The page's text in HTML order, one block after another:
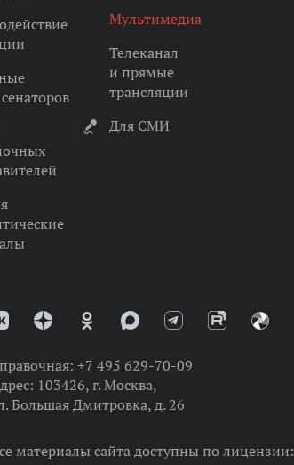
Мультимедиа
Телеканал
и прямые
трансляции
Для СМИ
+7 495 629-70-09
103426, г. Москва,
Большая Дмитровка, д. 26
материалы сайта доступны по лицензии: